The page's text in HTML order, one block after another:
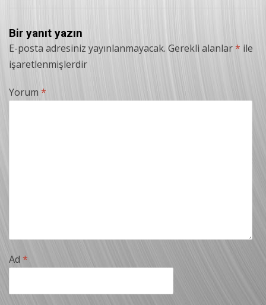
Bir yanıt yazın
E-posta adresiniz yayınlanmayacak. Gerekli alanlar* ile
işaretlenmişlerdir
Yorum *
Ad *